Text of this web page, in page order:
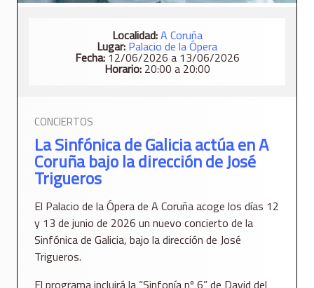
Localidad:A Coruña
Lugar: Palacio de la Ópera
Fecha:12/06/2026 a 13/06/2026
Horario:20:00 a 20:00
CONCIERTOS
La Sinfónica de Galicia actúa en A
Coruña bajo la dirección de José
Trigueros
El Palacio de la Ópera de A Coruña acoge los días 12
y 13 de junio de 2026 un nuevo concierto de la
Sinfónica de Galicia, bajo la dirección de José
Trigueros.
El programa incluirá la “Sinfonía nº 6” de David del